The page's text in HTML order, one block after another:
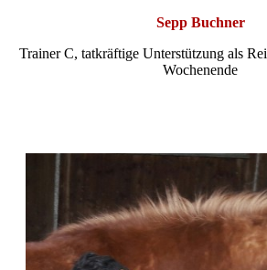
Sepp Buchner
Trainer C, tatkräftige Unterstützung als
Wochenende